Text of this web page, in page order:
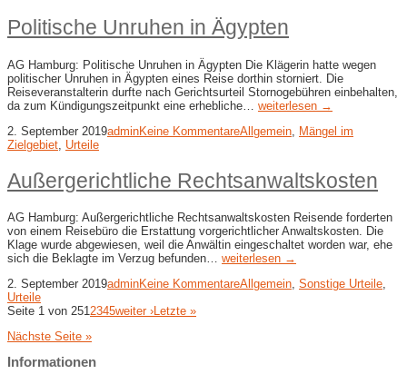
Politische Unruhen in Ägypten
AG Hamburg: Politische Unruhen in Ägypten Die Klägerin hatte wegen
politischer Unruhen in Ägypten eines Reise dorthin storniert. Die
Reiseveranstalterin durfte nach Gerichtsurteil Stornogebühren einbehalten,
da zum Kündigungszeitpunkt eine erhebliche… weiterlesen →
2. September 2019adminKeine KommentareAllgemein Mängel im
Zielgebiet Urteile
Außergerichtliche Rechtsanwaltskosten
AG Hamburg: Außergerichtliche Rechtsanwaltskosten Reisende forderten
von einem Reisebüro die Erstattung vorgerichtlicher Anwaltskosten. Die
Klage wurde abgewiesen, weil die Anwältin eingeschaltet worden war, ehe
sich die Beklagte im Verzug befunden… weiterlesen →
2. September 2019adminKeine KommentareAllgemein Sonstige Urteile
Urteile
Seite 1 von 251 2345weiter ›Letzte »
Nächste Seite »
Informationen